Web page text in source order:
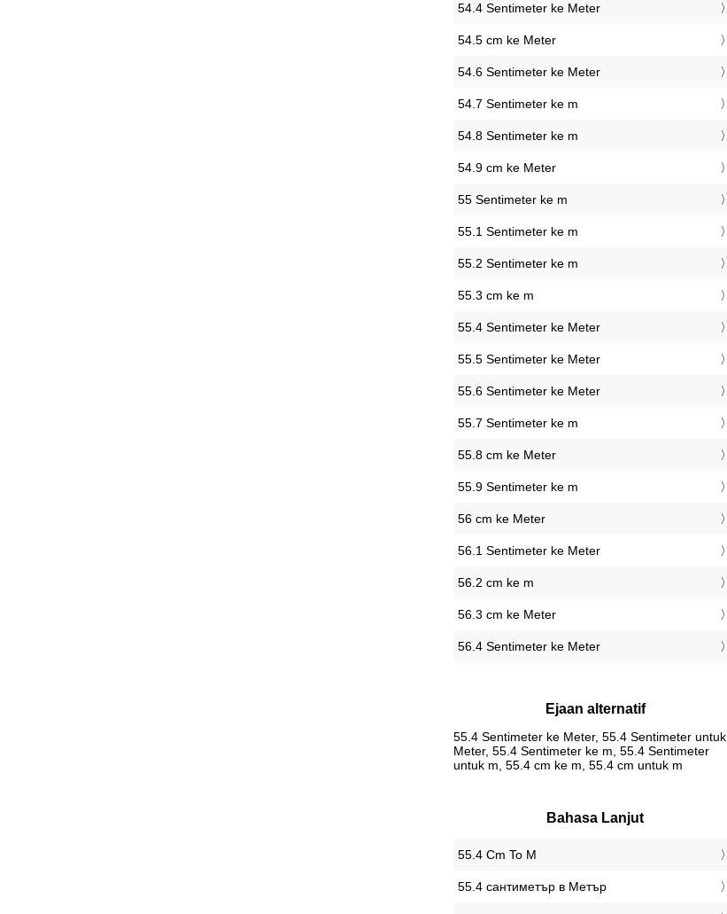
54.4 Sentimeter ke Meter
54.5 cm ke Meter
54.6 Sentimeter ke Meter
54.7 Sentimeter ke m
54.8 Sentimeter ke m
54.9 cm ke Meter
55 Sentimeter ke m
55.1 Sentimeter ke m
55.2 Sentimeter ke m
55.3 cm ke m
55.4 Sentimeter ke Meter
55.5 Sentimeter ke Meter
55.6 Sentimeter ke Meter
55.7 Sentimeter ke m
55.8 cm ke Meter
55.9 Sentimeter ke m
56 cm ke Meter
56.1 Sentimeter ke Meter
56.2 cm ke m
56.3 cm ke Meter
56.4 Sentimeter ke Meter
Ejaan alternatif
55.4 Sentimeter ke Meter, 55.4 Sentimeter untuk
Meter, 55.4 Sentimeter ke m, 55.4 Sentimeter
untuk m, 55.4 cm ke m, 55.4 cm untuk m
Bahasa Lanjut
‎55.4 Cm To M
‎55.4 сантиметър в Метър